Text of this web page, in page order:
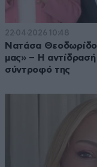
22·04·2026 10:48
Νατάσα
μας» – Η
σύντροφό της